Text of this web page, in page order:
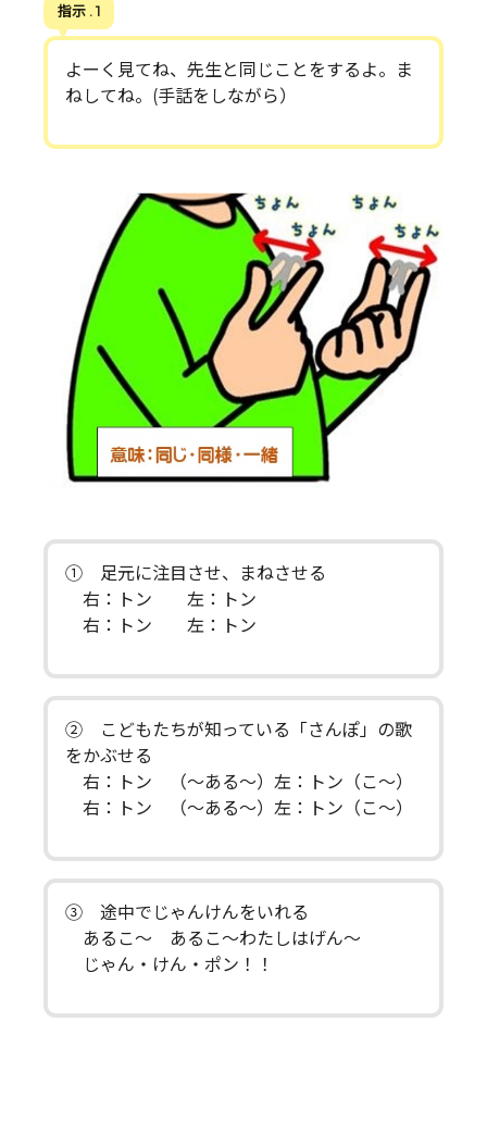
指示 . 1
よーく見てね、先生と同じことをするよ。ま
ねしてね。(手話をしながら）
① 足元に注目させ、まねさせる
右：トン 左：トン
右：トン 左：トン
② こどもたちが知っている「さんぽ」の歌
をかぶせる
右：トン （～ある～）左：トン（こ～）
右：トン （～ある～）左：トン（こ～）
③ 途中でじゃんけんをいれる
あるこ～ あるこ～わたしはげん～
じゃん・けん・ポン！！